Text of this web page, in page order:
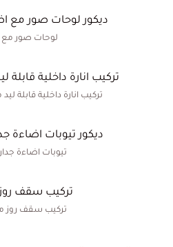
لوحات صور مع
تركيب انارة داخلية قابلة
تيوبات اضاءة
تركيب سقف روز